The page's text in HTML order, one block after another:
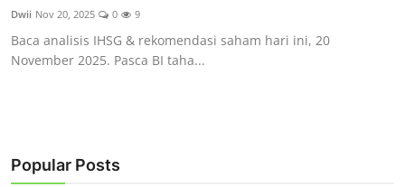
Rekomendasi
Dwii Nov 20, 2025 0 9
Baca analisis IHSG & rekomendasi saham hari ini, 20
November 2025. Pasca BI taha...
Popular Posts